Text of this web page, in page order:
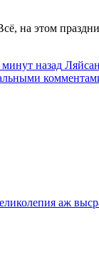
этом
назад
аж